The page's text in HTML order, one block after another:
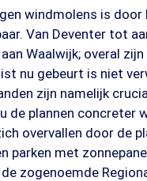
windmolens is door
Van Deventer tot
Waalwijk; overal
nu gebeurt is niet
zijn namelijk
de plannen concreter
overvallen door de
parken met
zogenoemde